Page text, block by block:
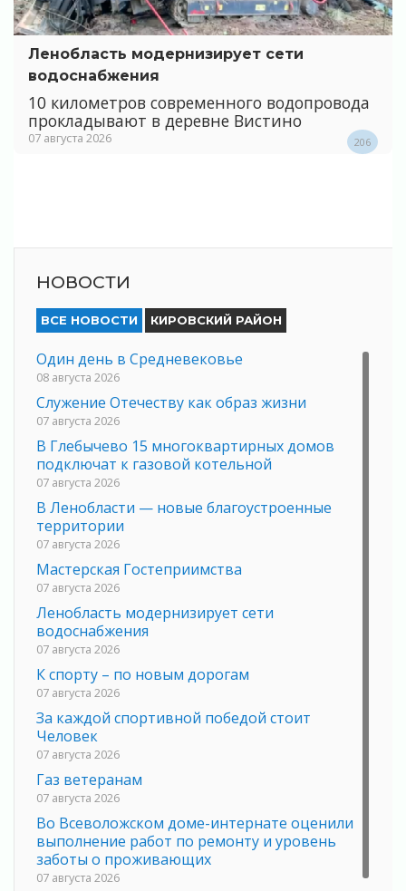
Ленобласть модернизирует сети
водоснабжения
10 километров современного водопровода
прокладывают в деревне Вистино
07 августа 2026 206
НОВОСТИ
ВСЕ НОВОСТИ КИРОВСКИЙ РАЙОН
Один день в Средневековье
08 августа 2026
Служение Отечеству как образ жизни
07 августа 2026
В Глебычево 15 многоквартирных домов
подключат к газовой котельной
07 августа 2026
В Ленобласти — новые благоустроенные
территории
07 августа 2026
Мастерская Гостеприимства
07 августа 2026
Ленобласть модернизирует сети
водоснабжения
07 августа 2026
К спорту – по новым дорогам
07 августа 2026
За каждой спортивной победой стоит
Человек
07 августа 2026
Газ ветеранам
07 августа 2026
Во Всеволожском доме-интернате оценили
выполнение работ по ремонту и уровень
заботы о проживающих
07 августа 2026